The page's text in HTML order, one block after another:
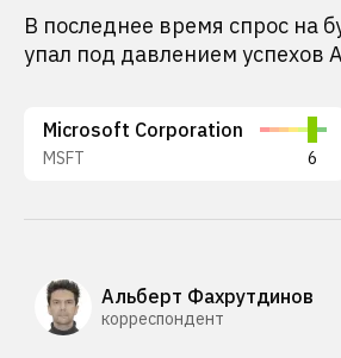
В последнее время спрос на
упал под давлением успехов
Microsoft Corporation
MSFT 6
Альберт Фахрутдинов
корреспондент